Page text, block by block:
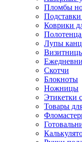
Пломбы
Коврики
Лупы
Скотчи
Блокноты
Ножницы
Этикетки
Товары